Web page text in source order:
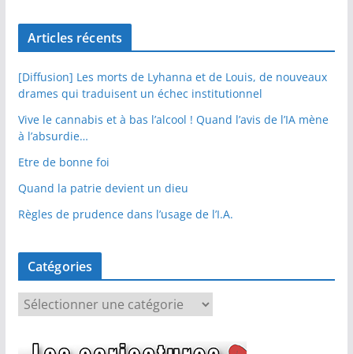
Articles récents
[Diffusion] Les morts de Lyhanna et de Louis, de nouveaux
drames qui traduisent un échec institutionnel
Vive le cannabis et à bas l’alcool ! Quand l’avis de l’IA mène
à l’absurdie…
Etre de bonne foi
Quand la patrie devient un dieu
Règles de prudence dans l’usage de l’I.A.
Catégories
a